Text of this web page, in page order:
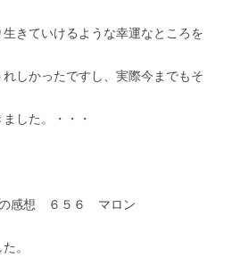
きていけるような幸運なところを
しかったですし、実際今までもそ
した。・・・
感想 ６５６ マロン
。